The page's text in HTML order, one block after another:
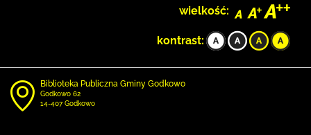
wielkość:
kontrast:
Biblioteka Publiczna Gminy Godkowo
Godkowo 62
14-407 Godkowo